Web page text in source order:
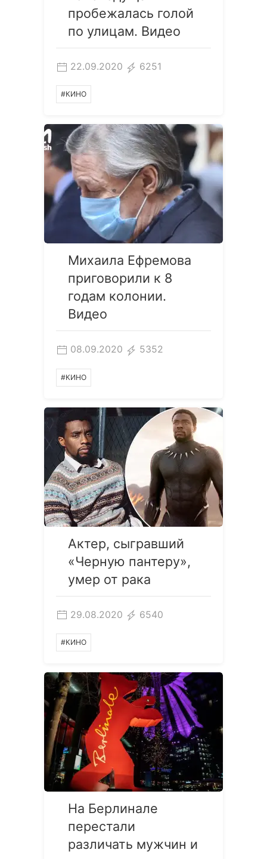
пробежалась голой
по улицам. Видео
22.09.2020 6251
#КИНО
Михаила Ефремова
приговорили к 8
годам колонии.
Видео
08.09.2020 5352
#КИНО
Актер, сыгравший
«Черную пантеру»,
умер от рака
29.08.2020 6540
#КИНО
На Берлинале
перестали
различать мужчин и